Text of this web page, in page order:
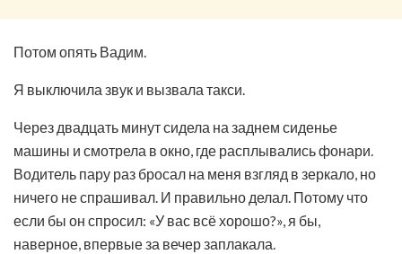
Потом опять Вадим.
Я выключила звук и вызвала такси.
Через двадцать минут сидела на заднем сиденье
машины и смотрела в окно, где расплывались фонари.
Водитель пару раз бросал на меня взгляд в зеркало, но
ничего не спрашивал. И правильно делал. Потому что
если бы он спросил: «У вас всё хорошо?», я бы,
наверное, впервые за вечер заплакала.